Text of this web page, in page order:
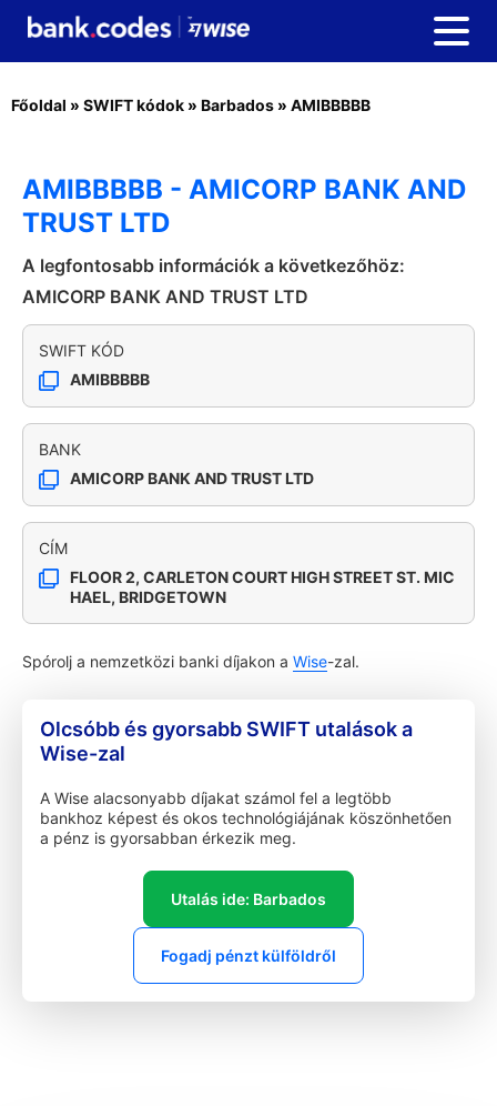
Főoldal » SWIFT kódok » Barbados » AMIBBBBB
AMIBBBBB - AMICORP BANK AND
TRUST LTD
A legfontosabb információk a következőhöz:
AMICORP BANK AND TRUST LTD
SWIFT KÓD
AMIBBBBB
BANK
AMICORP BANK AND TRUST LTD
CÍM
FLOOR 2, CARLETON COURT HIGH STREET ST. MIC
HAEL, BRIDGETOWN
Spórolj a nemzetközi banki díjakon a Wise-zal.
Olcsóbb és gyorsabb SWIFT utalások a
Wise-zal
A Wise alacsonyabb díjakat számol fel a legtöbb
bankhoz képest és okos technológiájának köszönhetően
a pénz is gyorsabban érkezik meg.
Utalás ide: Barbados
Fogadj pénzt külföldről